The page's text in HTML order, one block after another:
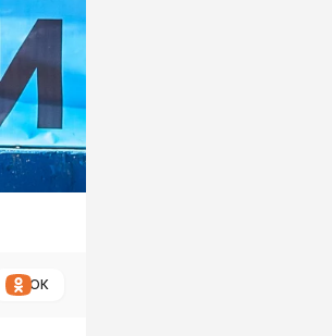
ОК